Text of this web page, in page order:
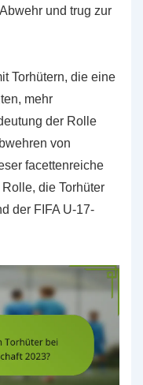
und trug zur
Torhütern, die eine
mehr
der Rolle
von
facettenreiche
die Torhüter
der FIFA U-17-